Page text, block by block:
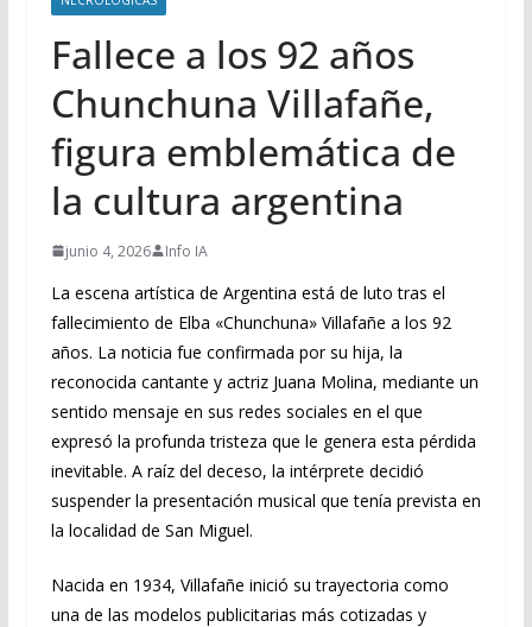
Fallece a los 92 años
Chunchuna Villafañe,
figura emblemática de
la cultura argentina
junio 4, 2026 Info IA
La escena artística de Argentina está de luto tras el
fallecimiento de Elba «Chunchuna» Villafañe a los 92
años. La noticia fue confirmada por su hija, la
reconocida cantante y actriz Juana Molina, mediante un
sentido mensaje en sus redes sociales en el que
expresó la profunda tristeza que le genera esta pérdida
inevitable. A raíz del deceso, la intérprete decidió
suspender la presentación musical que tenía prevista en
la localidad de San Miguel.
Nacida en 1934, Villafañe inició su trayectoria como
una de las modelos publicitarias más cotizadas y